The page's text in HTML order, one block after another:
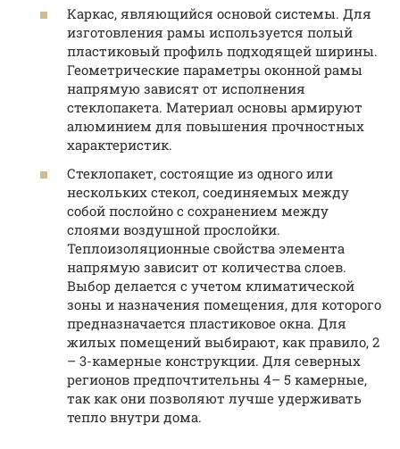
Каркас, являющийся основой системы. Для
изготовления рамы используется полый
пластиковый профиль подходящей ширины.
Геометрические параметры оконной рамы
напрямую зависят от исполнения
стеклопакета. Материал основы армируют
алюминием для повышения прочностных
характеристик.
Стеклопакет, состоящие из одного или
нескольких стекол, соединяемых между
собой послойно с сохранением между
слоями воздушной прослойки.
Теплоизоляционные свойства элемента
напрямую зависит от количества слоев.
Выбор делается с учетом климатической
зоны и назначения помещения, для которого
предназначается пластиковое окна. Для
жилых помещений выбирают, как правило, 2
– 3-камерные конструкции. Для северных
регионов предпочтительны 4– 5 камерные,
так как они позволяют лучше удерживать
тепло внутри дома.